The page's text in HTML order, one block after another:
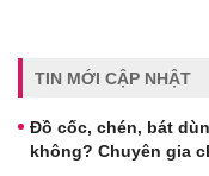
TIN MỚI CẬP NHẬT
Đồ cốc, chén, bát
không? Chuyên gia